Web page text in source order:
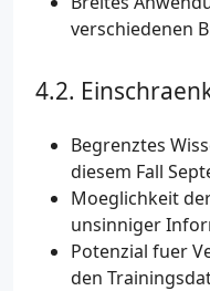
verschiedenen
Begrenztes
diesem Fall
Moeglichkeit
unsinniger
Potenzial fuer
den